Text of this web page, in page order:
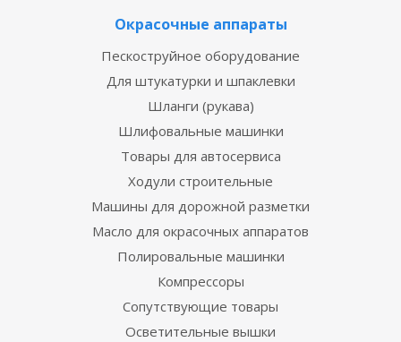
Окрасочные аппараты
Пескоструйное оборудование
Для штукатурки и шпаклевки
Шланги (рукава)
Шлифовальные машинки
Товары для автосервиса
Ходули строительные
Машины для дорожной разметки
Масло для окрасочных аппаратов
Полировальные машинки
Компрессоры
Сопутствующие товары
Осветительные вышки